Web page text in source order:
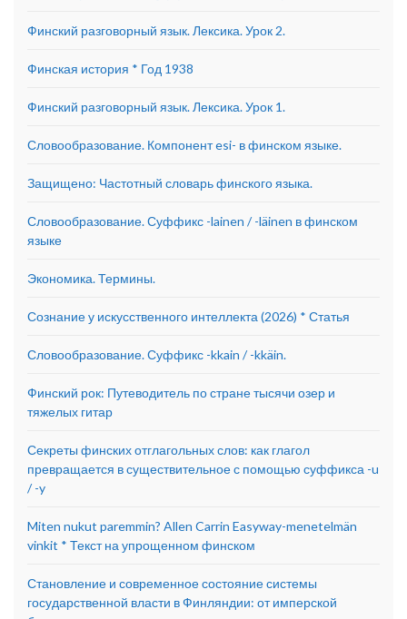
Финский разговорный язык. Лексика. Урок 2.
Финская история * Год 1938
Финский разговорный язык. Лексика. Урок 1.
Словообразование. Компонент esi- в финском языке.
Защищено: Частотный словарь финского языка.
Словообразование. Суффикс -lainen / -läinen в финском
языке
Экономика. Термины.
Сознание у искусственного интеллекта (2026) * Статья
Словообразование. Суффикс -kkain / -kkäin.
Финский рок: Путеводитель по стране тысячи озер и
тяжелых гитар
Секреты финских отглагольных слов: как глагол
превращается в существительное с помощью суффикса -u
/ -y
Miten nukut paremmin? Allen Carrin Easyway-menetelmän
vinkit * Текст на упрощенном финском
Становление и современное состояние системы
государственной власти в Финляндии: от имперской